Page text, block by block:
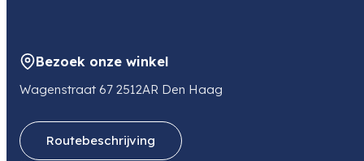
E-mail
stefankral@europafoto.nl
Bezoek onze winkel
Wagenstraat 67 2512AR Den Haag
Routebeschrijving